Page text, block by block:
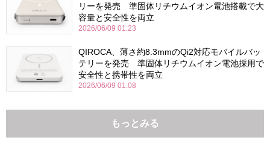
リーを発売 準固体リチウムイオン電池搭載で大
容量と安全性を両立
2026/06/09 01:23
QIROCA、薄さ約8.3mmのQi2対応モバイルバッ
テリーを発売 準固体リチウムイオン電池採用で
安全性と携帯性を両立
2026/06/09 01:08
もっとみる